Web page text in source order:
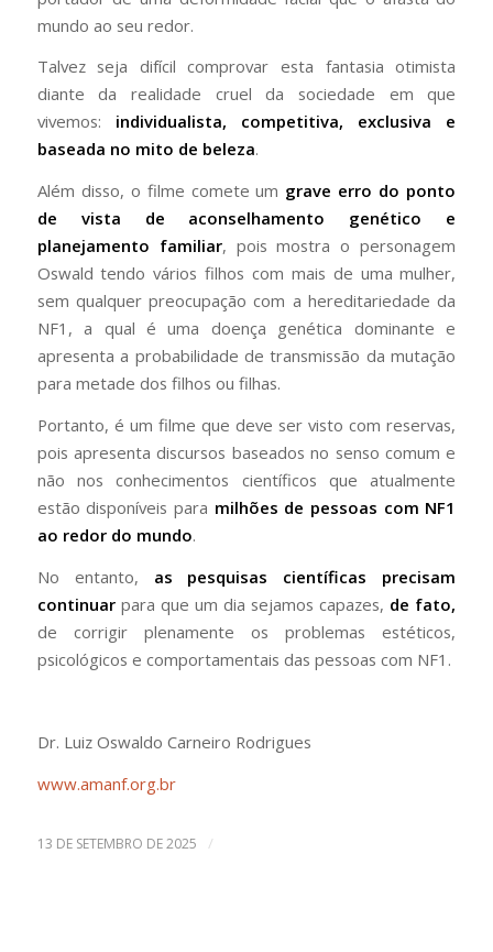
mundo ao seu redor.
Talvez seja difícil comprovar esta fantasia otimista
diante da realidade cruel da sociedade em que
vivemos: individualista, competitiva, exclusiva e
baseada no mito de beleza.
Além disso, o filme comete um grave erro do ponto
de vista de aconselhamento genético e
planejamento familiar, pois mostra o personagem
Oswald tendo vários filhos com mais de uma mulher,
sem qualquer preocupação com a hereditariedade da
NF1, a qual é uma doença genética dominante e
apresenta a probabilidade de transmissão da mutação
para metade dos filhos ou filhas.
Portanto, é um filme que deve ser visto com reservas,
pois apresenta discursos baseados no senso comum e
não nos conhecimentos científicos que atualmente
estão disponíveis para milhões de pessoas com NF1
ao redor do mundo.
No entanto, as pesquisas científicas precisam
continuarpara que um dia sejamos capazes, de fato,
de corrigir plenamente os problemas estéticos,
psicológicos e comportamentais das pessoas com NF1.
Dr. Luiz Oswaldo Carneiro Rodrigues
www.amanf.org.br
13 DE SETEMBRO DE 2025 /